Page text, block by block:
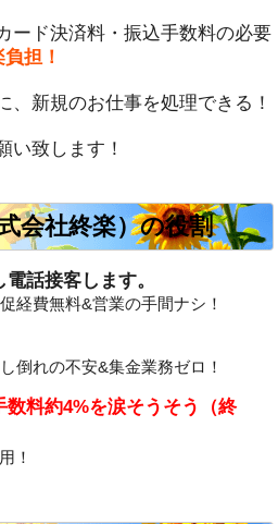
ード決済料・振込手数料の必要
担！
、新規のお仕事を処理できる！
い致します！
会社終楽）の役割
話接客します。
経費無料&営業の手間ナシ！
倒れの不安&集金業務ゼロ！
数料約4%を涙そうそう（終
！